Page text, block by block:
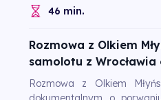
46 min.
Rozmowa z Olkiem
samolotu z
Rozmowa z Olkiem